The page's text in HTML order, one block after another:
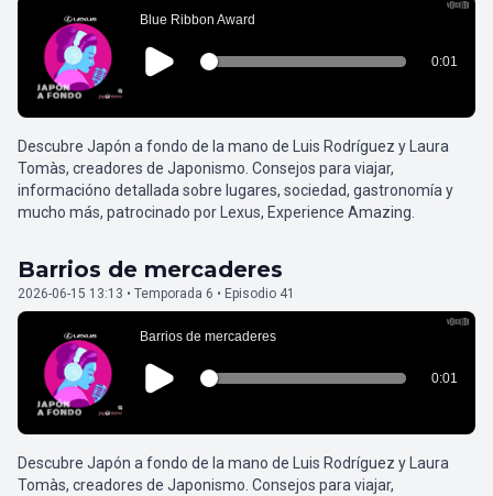
Descubre Japón a fondo de la mano de Luis Rodríguez y Laura
Tomàs, creadores de Japonismo. Consejos para viajar,
informacióno detallada sobre lugares, sociedad, gastronomía y
mucho más, patrocinado por Lexus, Experience Amazing.
Barrios de mercaderes
2026-06-15 13:13 • Temporada 6 • Episodio 41
Descubre Japón a fondo de la mano de Luis Rodríguez y Laura
Tomàs, creadores de Japonismo. Consejos para viajar,